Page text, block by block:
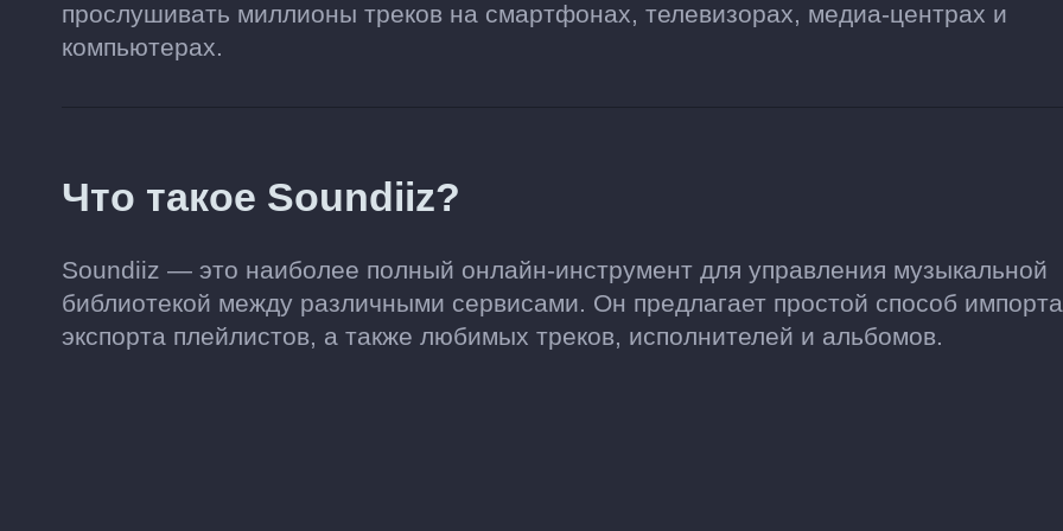
прослушивать миллионы треков на смартфонах, телевизорах, медиа-центрах и
компьютерах.
Что такое Soundiiz?
Soundiiz — это наиболее полный онлайн-инструмент для управления музыкальной
библиотекой между различными сервисами. Он предлагает простой способ
экспорта плейлистов, а также любимых треков, исполнителей и альбомов.